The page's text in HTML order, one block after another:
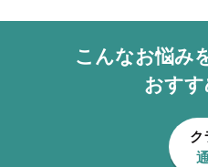
こんなお悩み
おす
ク